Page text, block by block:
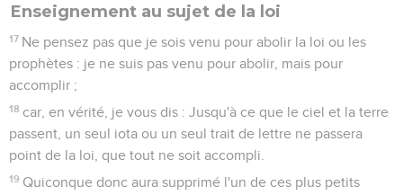
Enseignement au sujet de la loi
17 Ne pensez pas que je sois venu pour abolir la loi ou les
prophètes : je ne suis pas venu pour abolir, mais pour
accomplir ;
18 car, en vérité, je vous dis : Jusqu'à ce que le ciel et la terre
passent, un seul iota ou un seul trait de lettre ne passera
point de la loi, que tout ne soit accompli.
19 Quiconque donc aura supprimé l'un de ces plus petits